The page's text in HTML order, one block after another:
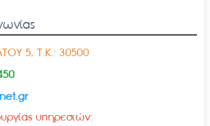
5, Τ.Κ.: 30500
υπηρεσιών: